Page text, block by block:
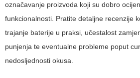
označavanje proizvoda koji su dobro
funkcionalnosti. Pratite detaljne recenzije
trajanje baterije u praksi, učestalost
punjenja te eventualne probleme poput
nedosljednosti okusa.